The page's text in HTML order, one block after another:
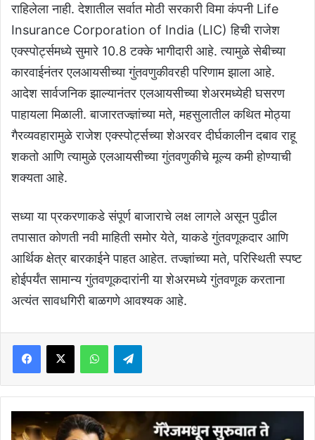
राहिलेला नाही. देशातील सर्वात मोठी सरकारी विमा कंपनी Life
Insurance Corporation of India (LIC) हिची राजेश
एक्स्पोर्ट्समध्ये सुमारे 10.8 टक्के भागीदारी आहे. त्यामुळे सेबीच्या
कारवाईनंतर एलआयसीच्या गुंतवणुकीवरही परिणाम झाला आहे.
आदेश सार्वजनिक झाल्यानंतर एलआयसीच्या शेअरमध्येही घसरण
पाहायला मिळाली. बाजारतज्ज्ञांच्या मते, महसुलातील कथित मोठ्या
गैरव्यवहारामुळे राजेश एक्स्पोर्ट्सच्या शेअरवर दीर्घकालीन दबाव राहू
शकतो आणि त्यामुळे एलआयसीच्या गुंतवणुकीचे मूल्य कमी होण्याची
शक्यता आहे.
सध्या या प्रकरणाकडे संपूर्ण बाजाराचे लक्ष लागले असून पुढील
तपासात कोणती नवी माहिती समोर येते, याकडे गुंतवणूकदार आणि
आर्थिक क्षेत्र बारकाईने पाहत आहेत. तज्ज्ञांच्या मते, परिस्थिती स्पष्ट
होईपर्यंत सामान्य गुंतवणूकदारांनी या शेअरमध्ये गुंतवणूक करताना
अत्यंत सावधगिरी बाळगणे आवश्यक आहे.
Facebook
X WhatsAppTelegram
हजारांपासून